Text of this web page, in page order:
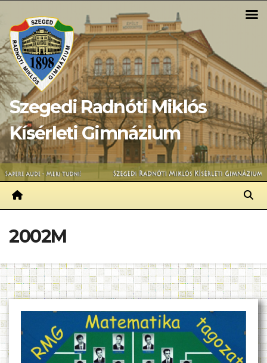
content
Szegedi Radnóti Miklós
Kísérleti Gimnázium
2002M